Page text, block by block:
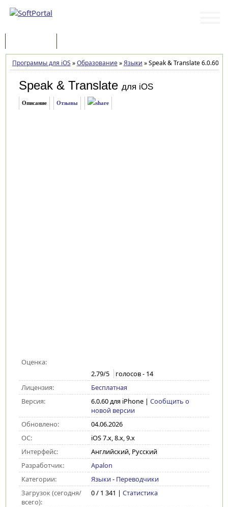
Программы для iOS »Образование»Языки »Speak & Translate 6.0.60
Speak & Translate для iOS
Описание Отзывы
Оценка:
2.79/5 голосов - 14
Лицензия:
Бесплатная
Версия:
6.0.60 для iPhone| Сообщить о
новой версии
Обновлено:
04.06.2026
ОС:
iOS 7.x, 8.x, 9.x
Интерфейс:
Английский, Русский
Разработчик:
Apalon
Категории:
Языки- Переводчики
Загрузок (сегодня/
всего):
0 / 1 341 | Статистика